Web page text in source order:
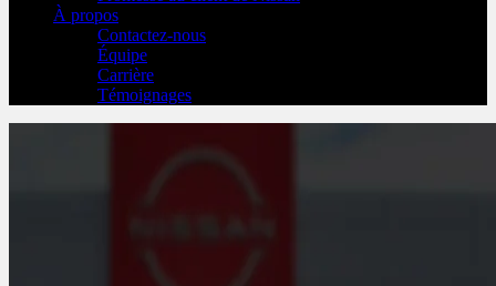
À propos
Contactez-nous
Équipe
Carrière
Témoignages